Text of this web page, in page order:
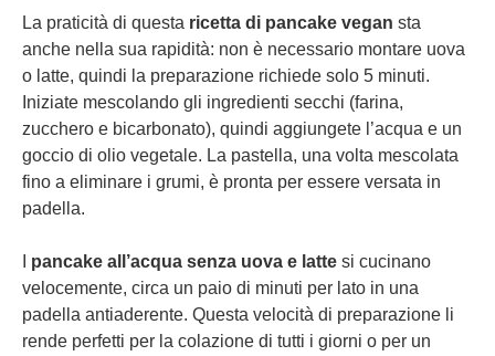
La praticità di questa ricetta di pancake vegan sta
anche nella sua rapidità: non è necessario montare uova
o latte, quindi la preparazione richiede solo 5 minuti.
Iniziate mescolando gli ingredienti secchi (farina,
zucchero e bicarbonato), quindi aggiungete l’acqua e un
goccio di olio vegetale. La pastella, una volta mescolata
fino a eliminare i grumi, è pronta per essere versata in
padella.
pancake all’acqua senza uova e latte si cucinano
velocemente, circa un paio di minuti per lato in una
padella antiaderente. Questa velocità di preparazione li
rende perfetti per la colazione di tutti i giorni o per un